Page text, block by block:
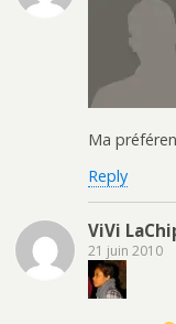
Ma
Reply
ViVi
21 juin 2010